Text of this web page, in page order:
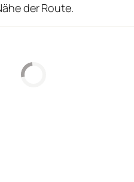
der Route.